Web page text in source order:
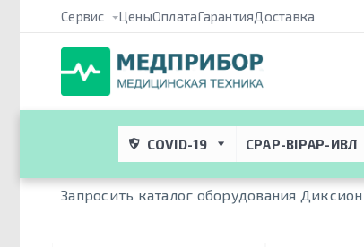
Сервис ЦеныОплатаГарантияДоставка
COVID-19 CPAP-BIPAP-ИВЛ
Медприбор ПРО → Атрибуты → Производитель /
Запросить каталог оборудования